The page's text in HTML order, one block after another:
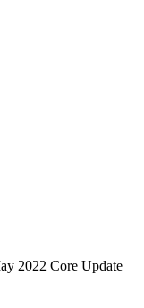
2022 Core Update